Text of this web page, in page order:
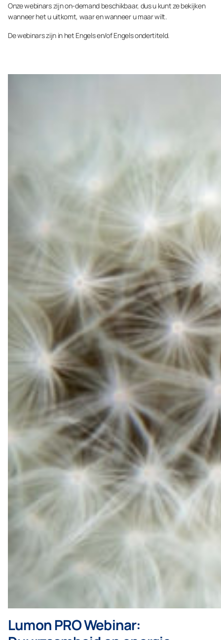
Onze webinars zijn on-demand beschikbaar, dus u kunt ze bekijken
wanneer het u uitkomt, waar en wanneer u maar wilt.
De webinars zijn in het Engels en/of Engels ondertiteld.
Lumon PRO Webinar: